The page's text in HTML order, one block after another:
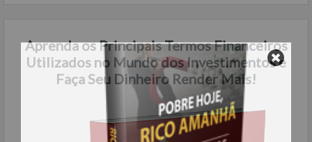
Aprenda os Principais Termos Financeiros
Utilizados no Mundo dos Investimentos e
Faça Seu Dinheiro Render Mais!